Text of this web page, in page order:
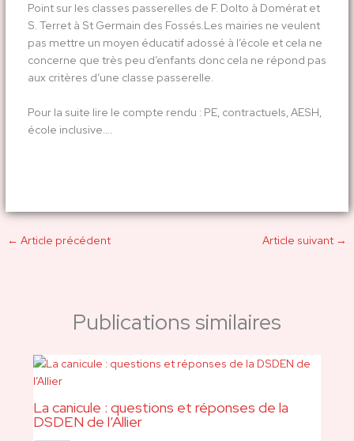
Point sur les classes passerelles de F. Dolto à Domérat et
S. Terret à St Germain des Fossés.Les mairies ne veulent
pas mettre un moyen éducatif adossé à l’école et cela ne
concerne que très peu d’enfants donc cela ne répond pas
aux critères d’une classe passerelle.
Pour la suite lire le compte rendu : PE, contractuels, AESH,
école inclusive….
← Article précédent Article suivant →
Publications similaires
La canicule : questions et réponses de la
DSDEN de l’Allier